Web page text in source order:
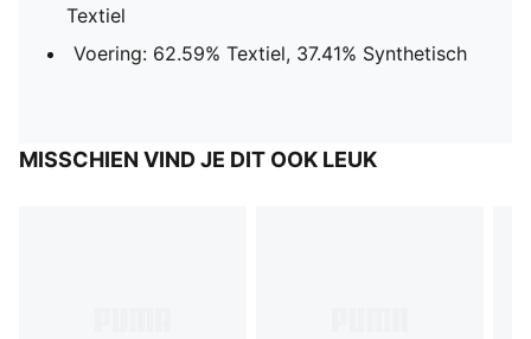
Textiel
Voering: 62.59% Textiel, 37.41% Synthetisch
MISSCHIEN VIND JE DIT OOK LEUK